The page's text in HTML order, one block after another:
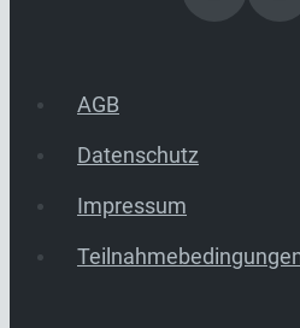
AGB
Datenschutz
Impressum